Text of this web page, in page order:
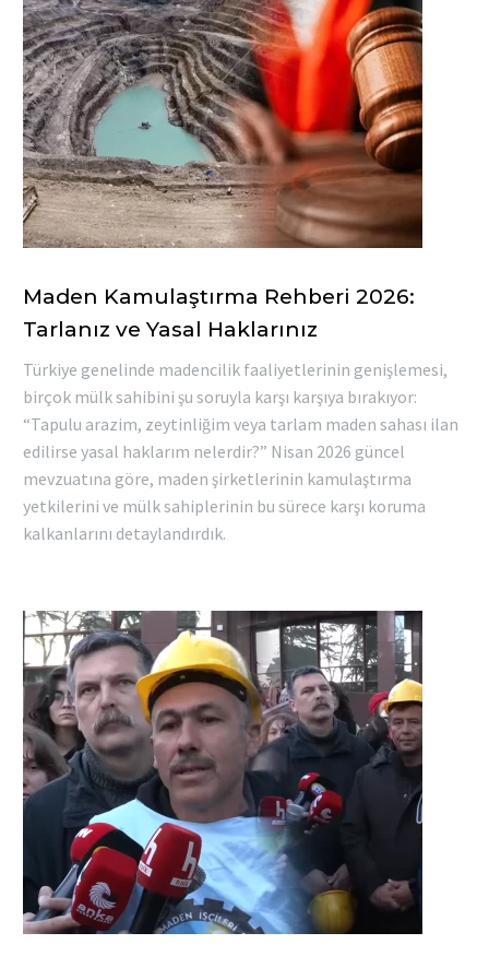
Maden Kamulaştırma Rehberi 2026:
Tarlanız ve Yasal Haklarınız
Türkiye genelinde madencilik faaliyetlerinin genişlemesi,
birçok mülk sahibini şu soruyla karşı karşıya bırakıyor:
“Tapulu arazim, zeytinliğim veya tarlam maden sahası ilan
edilirse yasal haklarım nelerdir?” Nisan 2026 güncel
mevzuatına göre, maden şirketlerinin kamulaştırma
yetkilerini ve mülk sahiplerinin bu sürece karşı koruma
kalkanlarını detaylandırdık.